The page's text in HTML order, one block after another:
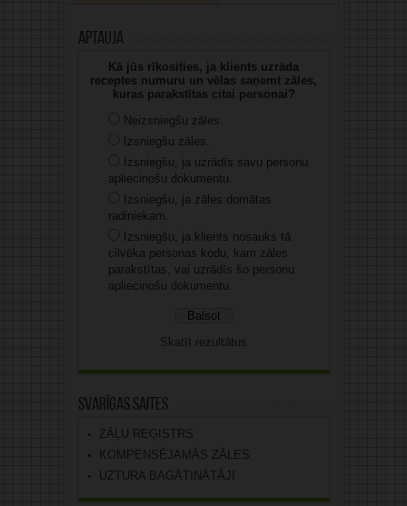
Aptauja
Kā jūs rīkosities, ja klients uzrāda
receptes numuru un vēlas saņemt zāles,
kuras parakstītas citai personai?
Neizsniegšu zāles.
Izsniegšu zāles.
Izsniegšu, ja uzrādīs savu personu
apliecinošu dokumentu.
Izsniegšu, ja zāles domātas
radiniekam.
Izsniegšu, ja klients nosauks tā
cilvēka personas kodu, kam zāles
parakstītas, vai uzrādīs šo personu
apliecinošu dokumentu.
Skatīt rezultātus
Svarīgas saites
ZĀĻU REĢISTRS
KOMPENSĒJAMĀS ZĀLES
UZTURA BAGĀTINĀTĀJI